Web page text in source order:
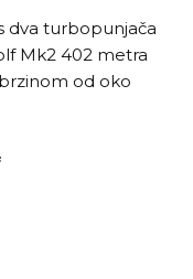
dva turbopunjača
Mk2 402 metra
od oko